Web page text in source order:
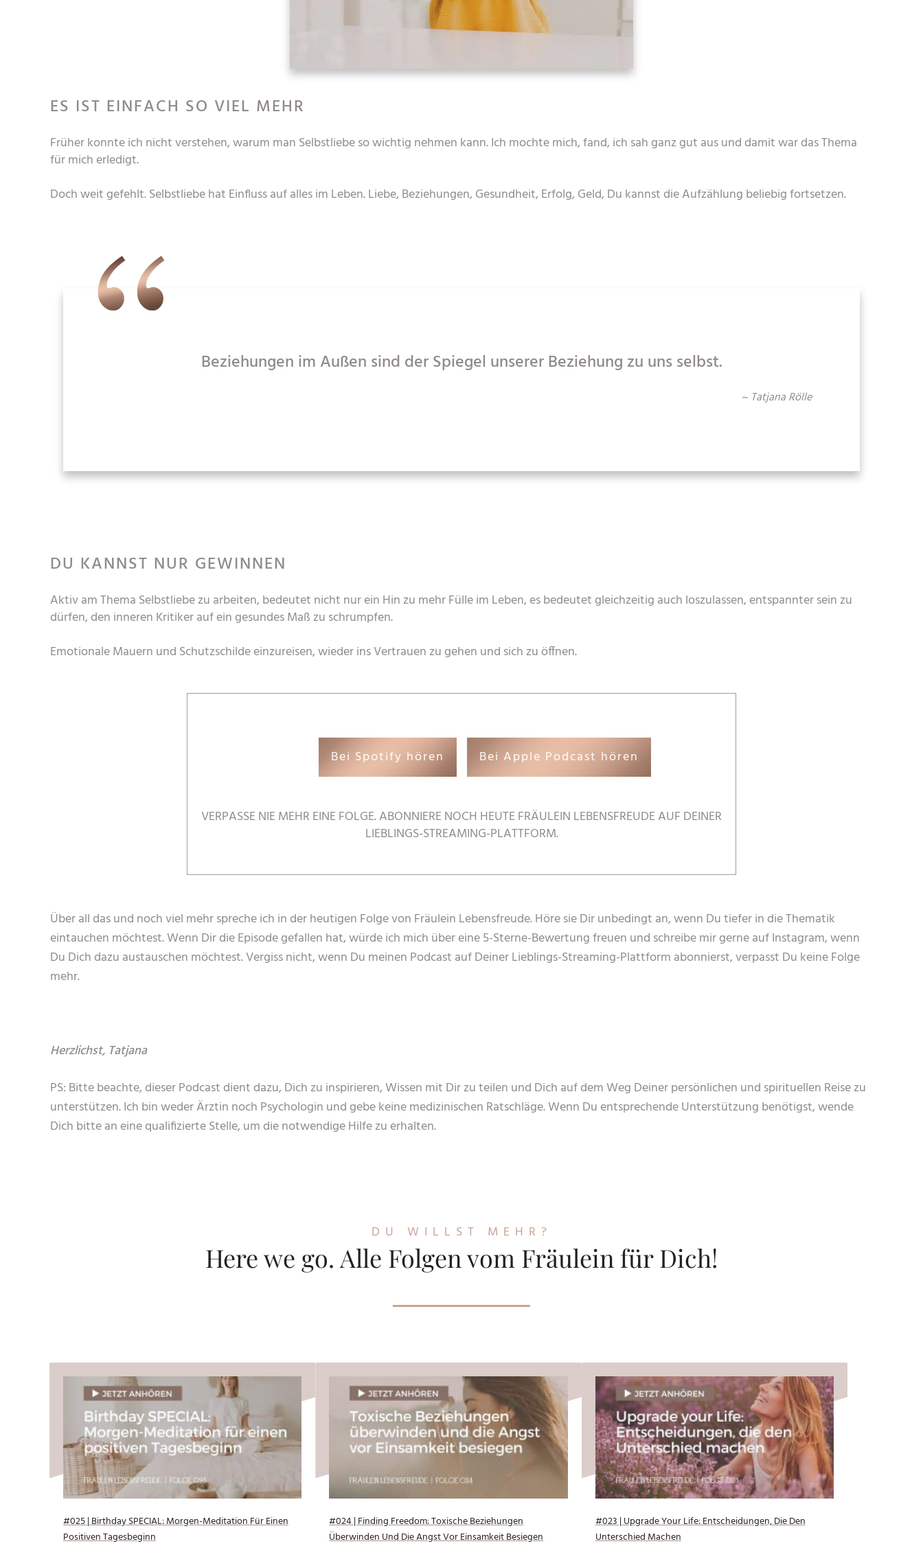
ES IST EINFACH SO VIEL MEHR
Früher konnte ich nicht verstehen, warum man Selbstliebe so wichtig nehmen kann. Ich mochte mich, fand, ich sah ganz gut aus und damit war das Thema
für mich erledigt.
Doch weit gefehlt. Selbstliebe hat Einfluss auf alles im Leben. Liebe, Beziehungen, Gesundheit, Erfolg, Geld, Du kannst die Aufzählung beliebig fortsetzen.
Beziehungen im Außen sind der Spiegel unserer Beziehung zu uns selbst.
~ Tatjana Rölle
DU KANNST NUR GEWINNEN
Aktiv am Thema Selbstliebe zu arbeiten, bedeutet nicht nur ein Hin zu mehr Fülle im Leben, es bedeutet gleichzeitig auch loszulassen, entspannter sein zu
dürfen, den inneren Kritiker auf ein gesundes Maß zu schrumpfen.
Emotionale Mauern und Schutzschilde einzureisen, wieder ins Vertrauen zu gehen und sich zu öffnen.
Bei Spotify hören Bei Apple Podcast hören
VERPASSE NIE MEHR EINE FOLGE. ABONNIERE NOCH HEUTE FRÄULEIN LEBENSFREUDE AUF DEINER
LIEBLINGS-STREAMING-PLATTFORM.
Über all das und noch viel mehr spreche ich in der heutigen Folge von Fräulein Lebensfreude. Höre sie Dir unbedingt an, wenn Du tiefer in die Thematik
eintauchen möchtest. Wenn Dir die Episode gefallen hat, würde ich mich über eine 5-Sterne-Bewertung freuen und schreibe mir gerne auf Instagram, wenn
Du Dich dazu austauschen möchtest. Vergiss nicht, wenn Du meinen Podcast auf Deiner Lieblings-Streaming-Plattform abonnierst, verpasst Du keine Folge
mehr.
Herzlichst, Tatjana
PS: Bitte beachte, dieser Podcast dient dazu, Dich zu inspirieren, Wissen mit Dir zu teilen und Dich auf dem Weg Deiner persönlichen und spirituellen Reise zu
unterstützen. Ich bin weder Ärztin noch Psychologin und gebe keine medizinischen Ratschläge. Wenn Du entsprechende Unterstützung benötigst, wende
Dich bitte an eine qualifizierte Stelle, um die notwendige Hilfe zu erhalten.
DU WILLST MEHR?
Here we go. Alle Folgen vom Fräulein für Dich!
#025 | Birthday SPECIAL: Morgen-Meditation Für Einen
Positiven Tagesbeginn
#024 | Finding Freedom: Toxische Beziehungen
Überwinden Und Die Angst Vor Einsamkeit Besiegen
#023 | Upgrade Your Life: Entscheidungen, Die Den
Unterschied Machen